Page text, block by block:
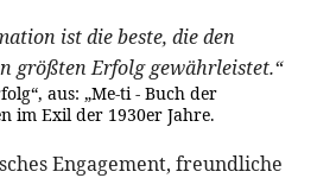
ist die beste, die den
größten Erfolg gewährleistet.“
aus: „Me-ti - Buch der
im Exil der 1930er Jahre.
Engagement, freundliche